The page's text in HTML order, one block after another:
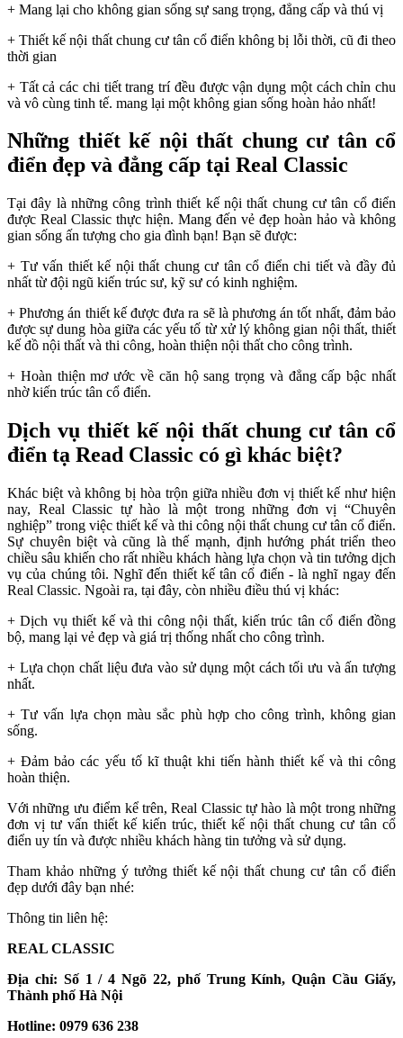
+ Mang lại cho không gian sống sự sang trọng, đẳng cấp và thú vị
+ Thiết kế nội thất chung cư tân cổ điển không bị lỗi thời, cũ đi theo
thời gian
+ Tất cả các chi tiết trang trí đều được vận dụng một cách chỉn chu
và vô cùng tinh tế. mang lại một không gian sống hoàn hảo nhất!
Những thiết kế nội thất chung cư tân cổ
điển đẹp và đẳng cấp tại Real Classic
Tại đây là những công trình thiết kế nội thất chung cư tân cổ điển
được Real Classic thực hiện. Mang đến vẻ đẹp hoàn hảo và không
gian sống ấn tượng cho gia đình bạn! Bạn sẽ được:
+ Tư vấn thiết kế nội thất chung cư tân cổ điển chi tiết và đầy đủ
nhất từ đội ngũ kiến trúc sư, kỹ sư có kinh nghiệm.
+ Phương án thiết kế được đưa ra sẽ là phương án tốt nhất, đảm bảo
được sự dung hòa giữa các yếu tố từ xử lý không gian nội thất, thiết
kế đồ nội thất và thi công, hoàn thiện nội thất cho công trình.
+ Hoàn thiện mơ ước về căn hộ sang trọng và đẳng cấp bậc nhất
nhờ kiến trúc tân cổ điển.
Dịch vụ thiết kế nội thất chung cư tân cổ
điển tạ Read Classic có gì khác biệt?
Khác biệt và không bị hòa trộn giữa nhiều đơn vị thiết kế như hiện
nay, Real Classic tự hào là một trong những đơn vị “Chuyên
nghiệp” trong việc thiết kế và thi công nội thất chung cư tân cổ điển.
Sự chuyên biệt và cũng là thế mạnh, định hướng phát triển theo
chiều sâu khiến cho rất nhiều khách hàng lựa chọn và tin tưởng dịch
vụ của chúng tôi. Nghĩ đến thiết kế tân cổ điển - là nghĩ ngay đến
Real Classic. Ngoài ra, tại đây, còn nhiều điều thú vị khác:
+ Dịch vụ thiết kế và thi công nội thất, kiến trúc tân cổ điển đồng
bộ, mang lại vẻ đẹp và giá trị thống nhất cho công trình.
+ Lựa chọn chất liệu đưa vào sử dụng một cách tối ưu và ấn tượng
nhất.
+ Tư vấn lựa chọn màu sắc phù hợp cho công trình, không gian
sống.
+ Đảm bảo các yếu tố kĩ thuật khi tiến hành thiết kế và thi công
hoàn thiện.
Với những ưu điểm kể trên, Real Classic tự hào là một trong những
đơn vị tư vấn thiết kế kiến trúc, thiết kế nội thất chung cư tân cổ
điển uy tín và được nhiều khách hàng tin tưởng và sử dụng.
Tham khảo những ý tưởng thiết kế nội thất chung cư tân cổ điển
đẹp dưới đây bạn nhé:
Thông tin liên hệ:
REAL CLASSIC
Địa chỉ: Số 1 / 4 Ngõ 22, phố Trung Kính, Quận Cầu Giấy,
Thành phố Hà Nội
Hotline: 0979 636 238